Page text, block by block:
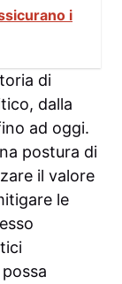
i
di
dalla
ad oggi.
postura di
il valore
le